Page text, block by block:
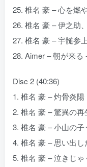
25. 椎名 豪 – 心を燃
26. 椎名 豪 – 伊之助
27. 椎名 豪 – 宇髄参
28. Aimer – 朝が来る
Disc 2 (40:36)
1. 椎名 豪 – 灼骨炎陽
2. 椎名 豪 – 驚異の
3. 椎名 豪 – 小山の子
4. 椎名 豪 – 思い出
5. 椎名 豪 – 泣きじ